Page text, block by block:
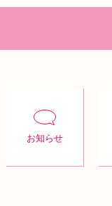
お知らせ